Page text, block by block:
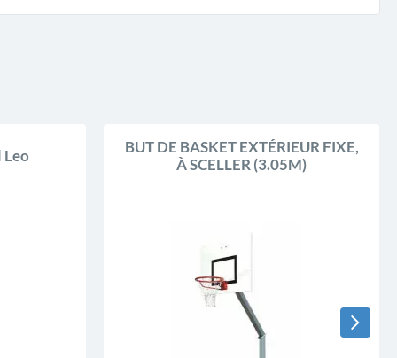
Leo
BUT DE BASKET EXTÉRIEUR FIXE,
À SCELLER (3.05M)